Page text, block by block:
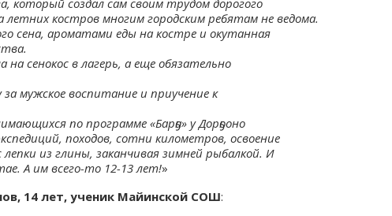
который создал сам своим трудом дорогого
костров многим городским ребятам не ведома.
сена, ароматами еды на костре и окутанная
сенокос в лагерь, а еще обязательно
мужское воспитание и приучение к
по программе «Барҕа» у Дорҕооно
походов, сотни километров, освоение
из глины, заканчивая зимней рыбалкой. И
А им всего-то 12-13 лет!»
14 лет, ученик Майинской СОШ: